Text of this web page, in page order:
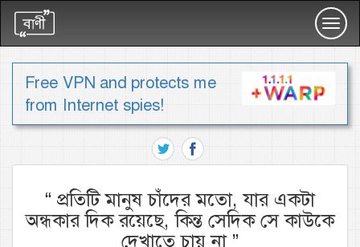
Free VPN and protects me
from Internet spies!
“ প্রতিটি মানুষ চাঁদের মতো, যার একটা
অন্ধকার দিক রয়েছে, কিন্ত সেদিক সে কাউকে
দেখাতে চায় না”